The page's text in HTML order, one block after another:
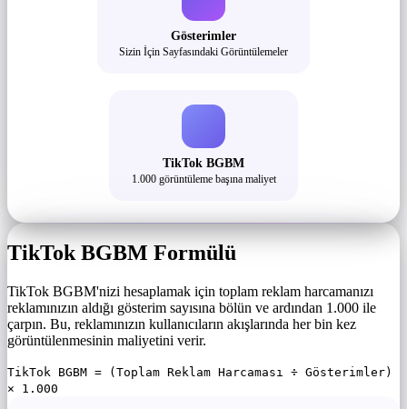
Gösterimler
Sizin İçin Sayfasındaki Görüntülemeler
TikTok BGBM
1.000 görüntüleme başına maliyet
TikTok BGBM Formülü
TikTok BGBM'nizi hesaplamak için toplam reklam harcamanızı
reklamınızın aldığı gösterim sayısına bölün ve ardından 1.000 ile
çarpın. Bu, reklamınızın kullanıcıların akışlarında her bin kez
görüntülenmesinin maliyetini verir.
TikTok BGBM = (Toplam Reklam Harcaması ÷ Gösterimler)
× 1.000